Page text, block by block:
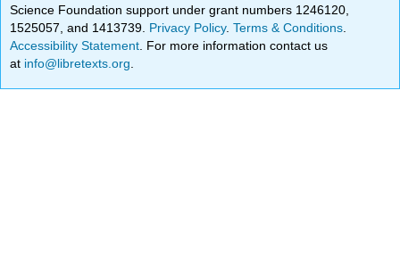
Science Foundation support under grant numbers 1246120,
1525057, and 1413739. Privacy Policy.Terms & Conditions
Accessibility Statement . For more information contact us
at info@libretexts.org